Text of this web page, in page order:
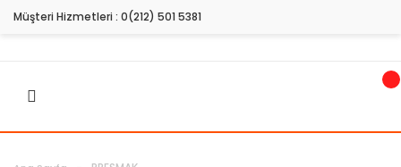
Müşteri Hizmetleri : 0(212) 501 5381